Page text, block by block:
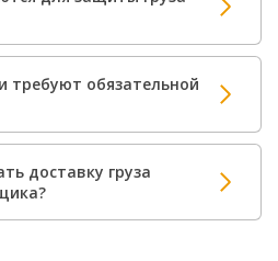
требуют обязательной
доставку груза